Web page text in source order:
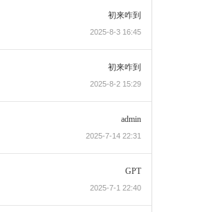
初来咋到
2025-8-3 16:45
初来咋到
2025-8-2 15:29
admin
2025-7-14 22:31
GPT
2025-7-1 22:40